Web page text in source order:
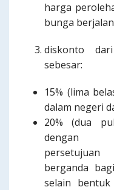
harga
bunga
diskonto
sebesar:
15% (lima
dalam negeri
20% (dua
dengan
berganda
selain